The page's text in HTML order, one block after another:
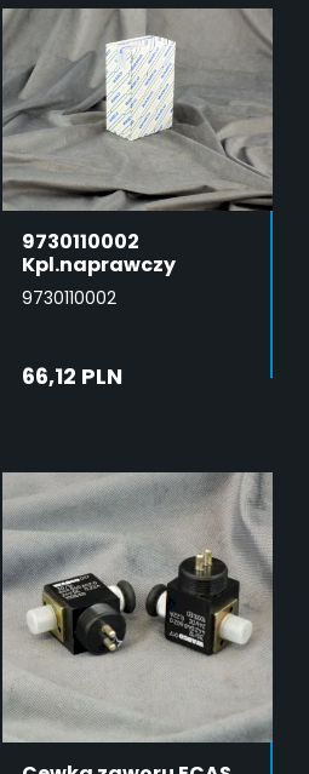
9730110002
Kpl.naprawczy
9730110002
66,12 PLN
KOSZYKA